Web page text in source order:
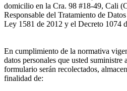
domicilio en la Cra. 98 #18-49, Cali
Responsable del Tratamiento de
Ley 1581 de 2012 y el Decreto 1074
En cumplimiento de la normativa
datos personales que usted suministre
formulario serán recolectados,
finalidad de: